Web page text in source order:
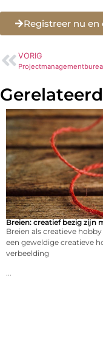
Registreer nu en
VORIG
Breien: creatief bezig
Breien als creatieve
een geweldige creatieve
verbeelding
...